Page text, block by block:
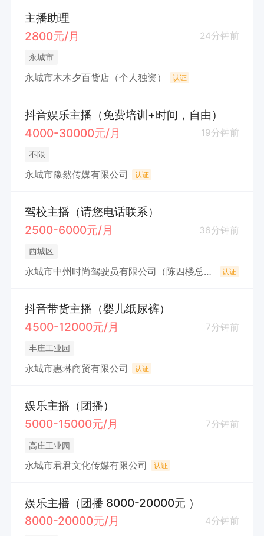
主播助理
2800元/月
24分钟前
永城市
永城市木木夕百货店（个人独资） 认证
抖音娱乐主播（免费培训+时间，自由）
4000-30000元/月
19分钟前
不限
永城市豫然传媒有限公司 认证
驾校主播（请您电话联系）
2500-6000元/月
36分钟前
西城区
永城市中州时尚驾驶员有限公司（陈四楼总校） 认证
抖音带货主播（婴儿纸尿裤）
4500-12000元/月
7分钟前
丰庄工业园
永城市惠琳商贸有限公司 认证
娱乐主播（团播）
5000-15000元/月
7分钟前
高庄工业园
永城市君君文化传媒有限公司 认证
娱乐主播（团播 8000-20000元 ）
8000-20000元/月
4分钟前